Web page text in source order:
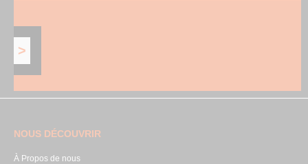
NOUS DÉCOUVRIR
À Propos de nous